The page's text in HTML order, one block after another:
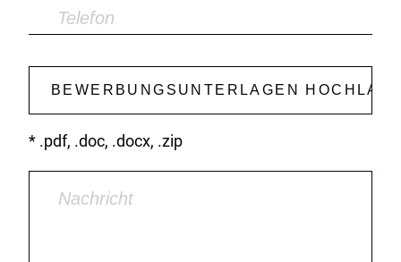
* .pdf, .doc, .docx, .zip